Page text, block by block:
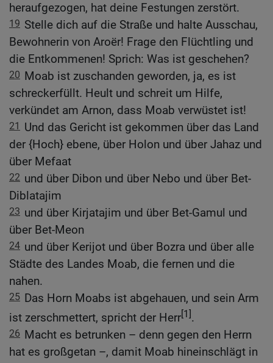
heraufgezogen, hat deine Festungen zerstört.
19 Stelle dich auf die Straße und halte Ausschau,
Bewohnerin von Aroër! Frage den Flüchtling und
die Entkommenen! Sprich: Was ist geschehen?
20 Moab ist zuschanden geworden, ja, es ist
schreckerfüllt. Heult und schreit um Hilfe,
verkündet am Arnon, dass Moab verwüstet ist!
21 Und das Gericht ist gekommen über das Land
der {Hoch} ebene, über Holon und über Jahaz und
über Mefaat
22 und über Dibon und über Nebo und über Bet-
Diblatajim
23 und über Kirjatajim und über Bet-Gamul und
über Bet-Meon
24 und über Kerijot und über Bozra und über alle
Städte des Landes Moab, die fernen und die
nahen.
25 Das Horn Moabs ist abgehauen, und sein Arm
ist zerschmettert, spricht der Herr[1].
26 Macht es betrunken – denn gegen den Herrn
hat es großgetan –, damit Moab hineinschlägt in